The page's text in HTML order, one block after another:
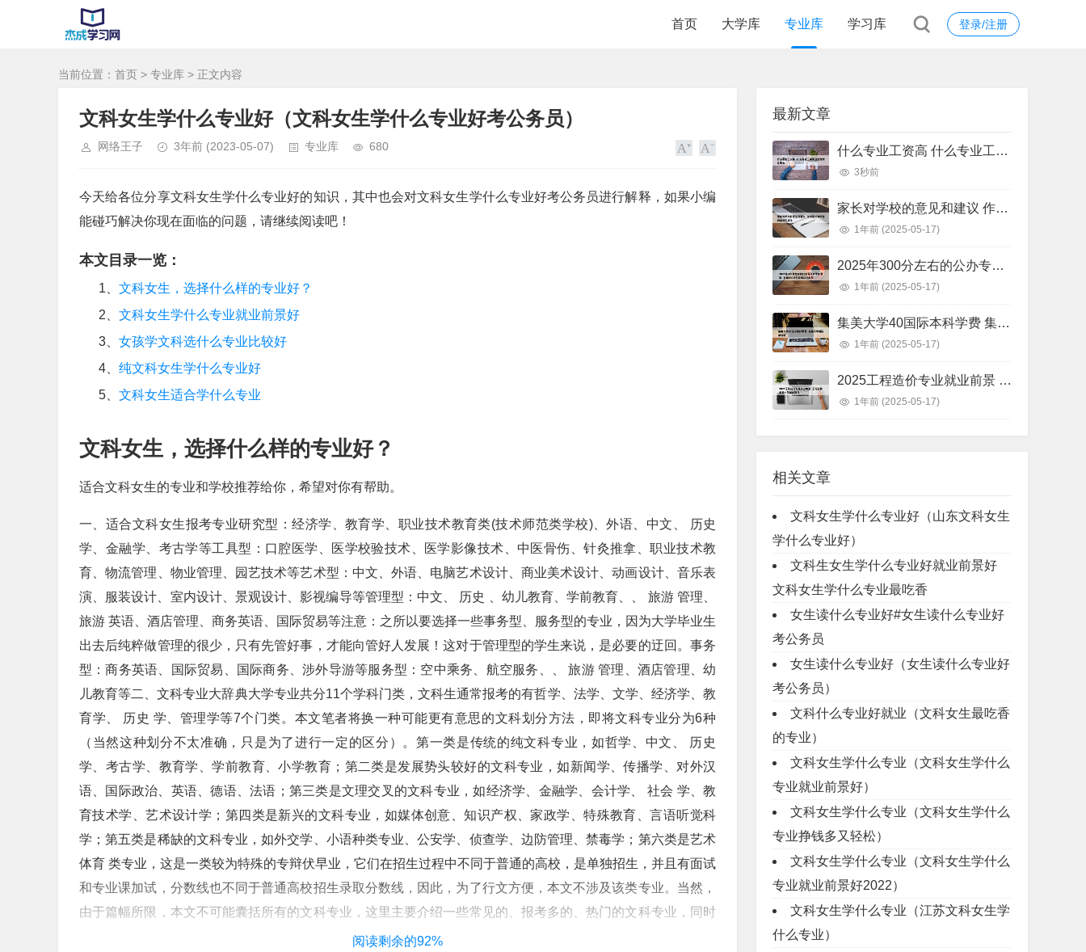
登录/注册
首页 大学库 专业库 学习库
当前位置： 首页 > 专业库 > 正文内容
文科女生学什么专业好（文科女生学什么专业好考公务员）
网络王子 3年前 (2023-05-07) 专业库 680
今天给各位分享文科女生学什么专业好的知识，其中也会对文科女生学什么专业好考公务员进行解释，如果小编
能碰巧解决你现在面临的问题，请继续阅读吧！
本文目录一览：
1、 文科女生，选择什么样的专业好？
2、 文科女生学什么专业就业前景好
3、 女孩学文科选什么专业比较好
4、 纯文科女生学什么专业好
5、 文科女生适合学什么专业
文科女生，选择什么样的专业好？
适合文科女生的专业和学校推荐给你，希望对你有帮助。
一、适合文科女生报考专业研究型：经济学、教育学、职业技术教育类(技术师范类学校)、外语、中文、 历史
学、金融学、考古学等工具型：口腔医学、医学校验技术、医学影像技术、中医骨伤、针灸推拿、职业技术教
育、物流管理、物业管理、园艺技术等艺术型：中文、外语、电脑艺术设计、商业美术设计、动画设计、音乐表
演、服装设计、室内设计、景观设计、影视编导等管理型：中文、 历史 、幼儿教育、学前教育、、 旅游 管理、
旅游 英语、酒店管理、商务英语、国际贸易等注意：之所以要选择一些事务型、服务型的专业，因为大学毕业生
出去后纯粹做管理的很少，只有先管好事，才能向管好人发展！这对于管理型的学生来说，是必要的迂回。事务
型：商务英语、国际贸易、国际商务、涉外导游等服务型：空中乘务、航空服务、、 旅游 管理、酒店管理、幼
儿教育等二、文科专业大辞典大学专业共分11个学科门类，文科生通常报考的有哲学、法学、文学、经济学、教
育学、 历史 学、管理学等7个门类。本文笔者将换一种可能更有意思的文科划分方法，即将文科专业分为6种
（当然这种划分不太准确，只是为了进行一定的区分）。第一类是传统的纯文科专业，如哲学、中文、 历史
学、考古学、教育学、学前教育、小学教育；第二类是发展势头较好的文科专业，如新闻学、传播学、对外汉
语、国际政治、英语、德语、法语；第三类是文理交叉的文科专业，如经济学、金融学、会计学、 社会 学、教
育技术学、艺术设计学；第四类是新兴的文科专业，如媒体创意、知识产权、家政学、特殊教育、言语听觉科
学；第五类是稀缺的文科专业，如外交学、小语种类专业、公安学、侦查学、边防管理、禁毒学；第六类是艺术
体育 类专业，这是一类较为特殊的专辩伏早业，它们在招生过程中不同于普通的高校，是单独招生，并且有面试
和专业课加试，分数线也不同于普通高校招生录取分数线，因此，为了行文方便，本文不涉及该类专业。当然，
由于篇幅所限，本文不可能囊括所有的文科专业，这里主要介绍一些常见的、报考多的、热门的文科专业，同时
兼及一小部分稀少但有一定特色的文科专业，以期为读者提供一点参考。三、女生最适合报考的专业大盘点从人
阅读剩余的92%
最新文章
什么专业工资高 什么专业工资高且适合物化生女
3秒前
家长对学校的意见和建议 作为家长对学校的意见和建议
1年前 (2025-05-17)
2025年300分左右的公办专科大学有哪些 全国300分左右的公办大专
1年前 (2025-05-17)
集美大学40国际本科学费 集美大学国际本科班
1年前 (2025-05-17)
2025工程造价专业就业前景 工程造价未来十年就业前景
1年前 (2025-05-17)
相关文章
文科女生学什么专业好（山东文科女生
学什么专业好）
文科生女生学什么专业好就业前景好
文科女生学什么专业最吃香
女生读什么专业好#女生读什么专业好
考公务员
女生读什么专业好（女生读什么专业好
考公务员）
文科什么专业好就业（文科女生最吃香
的专业）
文科女生学什么专业（文科女生学什么
专业就业前景好）
文科女生学什么专业（文科女生学什么
专业挣钱多又轻松）
文科女生学什么专业（文科女生学什么
专业就业前景好2022）
文科女生学什么专业（江苏文科女生学
什么专业）